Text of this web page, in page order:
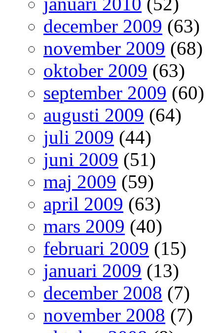
december 2009 (63)
november 2009 (68)
oktober 2009 (63)
september 2009 (60)
augusti 2009 (64)
juli 2009 (44)
juni 2009 (51)
maj 2009 (59)
april 2009 (63)
mars 2009 (40)
februari 2009 (15)
januari 2009 (13)
december 2008 (7)
november 2008 (7)